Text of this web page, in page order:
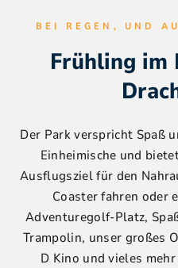
BEI REGEN, UND
Frühling im
Der Park verspricht Spaß
Einheimische und
Ausflugsziel für den
Coaster fahren oder
Adventuregolf-Platz,
Trampolin, unser großes
D Kino und vieles